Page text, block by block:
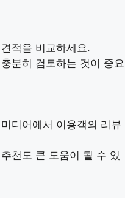
적을 비교하세요.
분히 검토하는 것이 중요
디어에서 이용객의 리뷰
천도 큰 도움이 될 수 있